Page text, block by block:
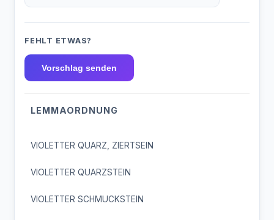
FEHLT ETWAS?
Vorschlag senden
LEMMAORDNUNG
VIOLETTER QUARZ, ZIERTSEIN
VIOLETTER QUARZSTEIN
VIOLETTER SCHMUCKSTEIN